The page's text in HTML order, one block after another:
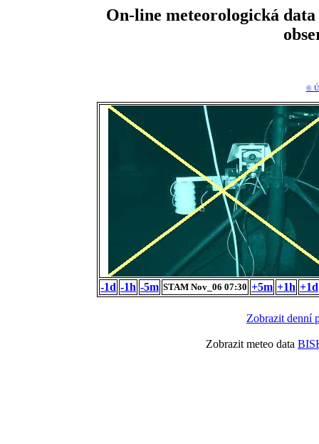
On-line meteorologická
©
-1d -1h -5m STAM Nov_06 07:30 +5m +1h +1d
Zobrazit denní
Zobrazit meteo data